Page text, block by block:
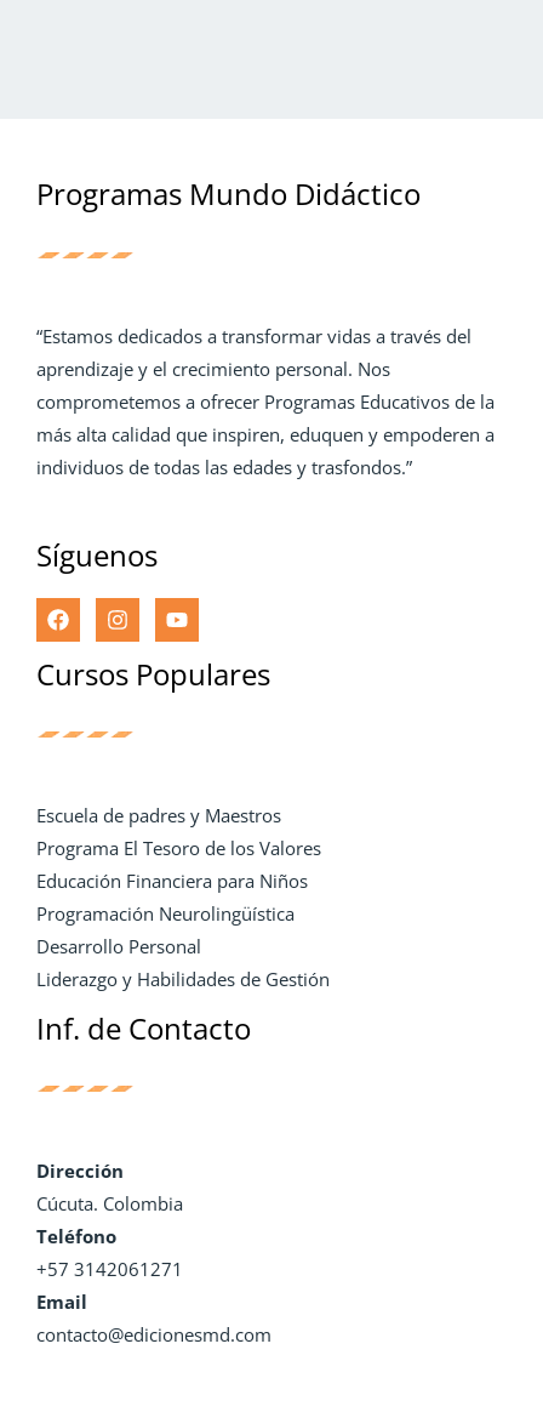
Programas Mundo Didáctico
“Estamos dedicados a transformar vidas a través del
aprendizaje y el crecimiento personal. Nos
comprometemos a ofrecer Programas Educativos de la
más alta calidad que inspiren, eduquen y empoderen a
individuos de todas las edades y trasfondos.”
Síguenos
Cursos Populares
Escuela de padres y Maestros
Programa El Tesoro de los Valores
Educación Financiera para Niños
Programación Neurolingüística
Desarrollo Personal
Liderazgo y Habilidades de Gestión
Inf. de Contacto
Dirección
Cúcuta. Colombia
Teléfono
+57 3142061271
Email
contacto@edicionesmd.com